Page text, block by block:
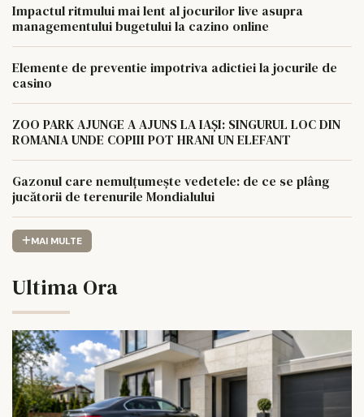
Impactul ritmului mai lent al jocurilor live asupra
managementului bugetului la cazino online
Elemente de preventie impotriva adictiei la jocurile de
casino
ZOO PARK AJUNGE A AJUNS LA IAȘI: SINGURUL LOC DIN
ROMANIA UNDE COPIII POT HRANI UN ELEFANT
Gazonul care nemulțumește vedetele: de ce se plâng
jucătorii de terenurile Mondialului
MAI MULTE
Ultima Ora